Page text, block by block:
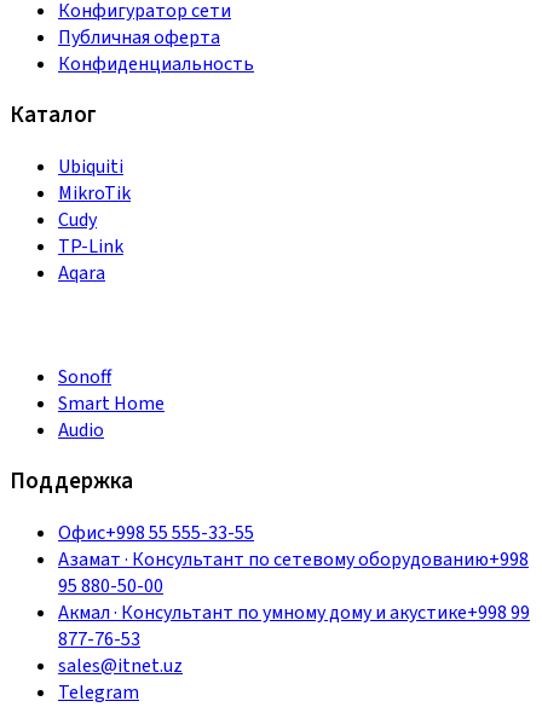
Конфигуратор сети
Публичная оферта
Конфиденциальность
Каталог
Ubiquiti
MikroTik
Cudy
TP-Link
Aqara
Sonoff
Smart Home
Audio
Поддержка
Офис+998 55 555-33-55
Азамат· Консультант по сетевому оборудованию+998
95 880-50-00
Акмал· Консультант по умному дому и акустике+998 99
877-76-53
sales@itnet.uz
Telegram